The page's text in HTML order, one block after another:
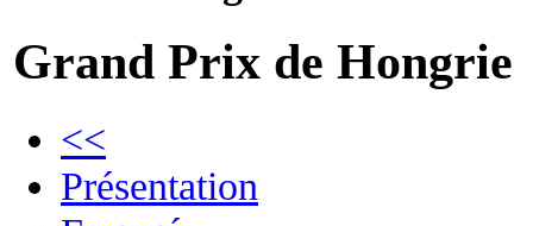
Grand Prix de Hongrie
<<
Présentation